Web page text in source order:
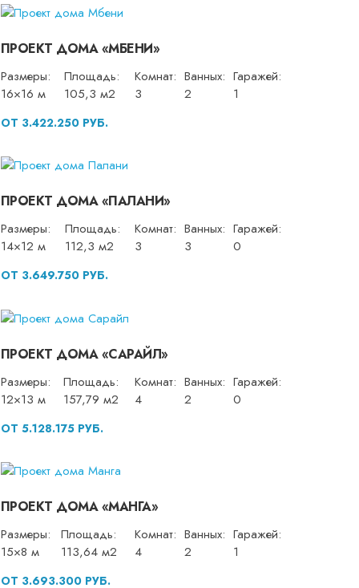
ПРОЕКТ ДОМА «МБЕНИ»
Размеры:
16×16 м
Площадь:
105,3 м2
Комнат:
3
Ванных:
2
Гаражей:
1
ОТ 3.422.250 РУБ.
ПРОЕКТ ДОМА «ПАЛАНИ»
Размеры:
14×12 м
Площадь:
112,3 м2
Комнат:
3
Ванных:
3
Гаражей:
0
ОТ 3.649.750 РУБ.
ПРОЕКТ ДОМА «САРАЙЛ»
Размеры:
12×13 м
Площадь:
157,79 м2
Комнат:
4
Ванных:
2
Гаражей:
0
ОТ 5.128.175 РУБ.
ПРОЕКТ ДОМА «МАНГА»
Размеры:
15×8 м
Площадь:
113,64 м2
Комнат:
4
Ванных:
2
Гаражей:
1
ОТ 3.693.300 РУБ.